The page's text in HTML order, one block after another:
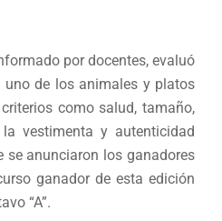
por docentes, evaluó
de los animales y platos
como salud, tamaño,
vestimenta y autenticidad
se anunciaron los ganadores
ganador de esta edición
“A”.